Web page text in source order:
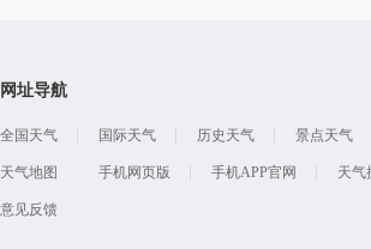
网址导航
全国天气 国际天气 历史天气 景点天气
天气地图 手机网页版 手机APP官网 天气
意见反馈